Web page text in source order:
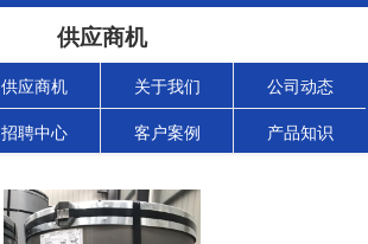
供应商机
供应商机 关于我们 公司动态
招聘中心 客户案例 产品知识